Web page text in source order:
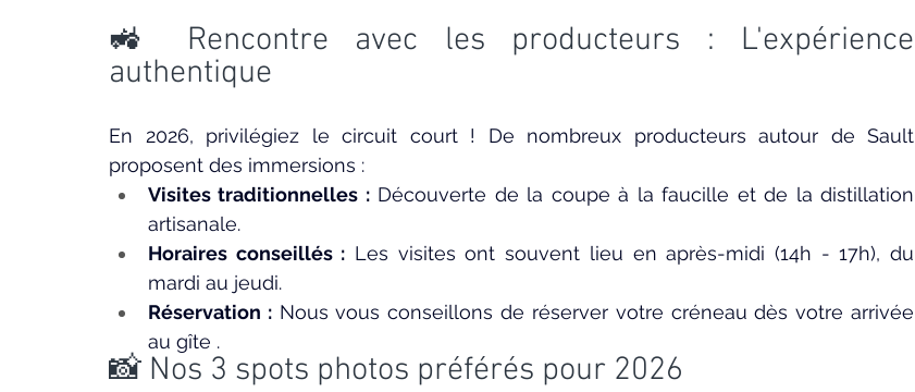
🚜 Rencontre avec les producteurs : L'expérience
authentique
En 2026, privilégiez le circuit court ! De nombreux producteurs autour de Sault
proposent des immersions :
Visites traditionnelles : Découverte de la coupe à la faucille et de la distillation
artisanale.
Horaires conseillés : Les visites ont souvent lieu en après-midi (14h - 17h), du
mardi au jeudi.
Réservation : Nous vous conseillons de réserver votre créneau dès votre arrivée
au gîte .
📸 Nos 3 spots photos préférés pour 2026